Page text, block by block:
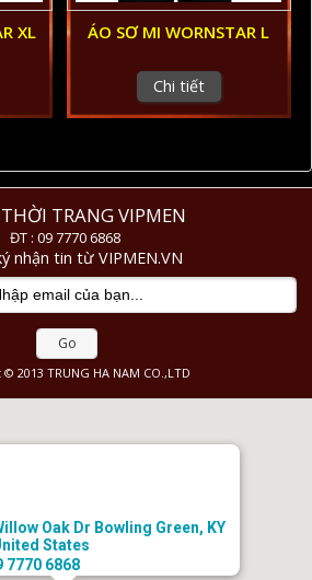
XL ÁO SƠ MI WORNSTAR L
Chi tiết
TRANG VIPMEN
ĐT : 09 7770 6868
nhận tin từ VIPMEN.VN
Go
2013 TRUNG HA NAM CO.,LTD
Oak Dr Bowling Green, KY
States
7770 6868